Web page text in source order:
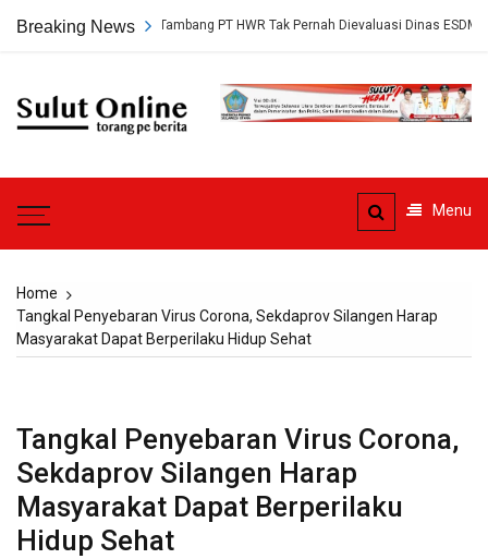
Breaking News
Persetujuan Tambang PT HWR Tak Pernah Dievaluasi Dinas ESDM
Sulut
Menu
Home
Tangkal Penyebaran Virus Corona, Sekdaprov Silangen Harap
Masyarakat Dapat Berperilaku Hidup Sehat
Tangkal Penyebaran Virus Corona,
Sekdaprov Silangen Harap
Masyarakat Dapat Berperilaku
Hidup Sehat